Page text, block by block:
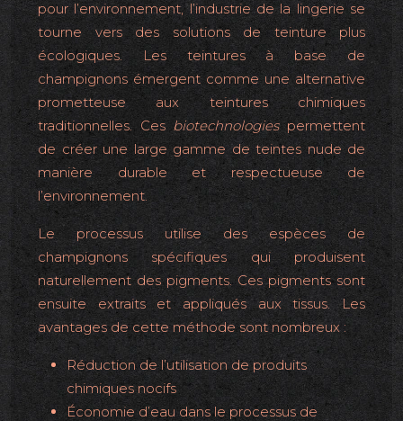
pour l’environnement, l’industrie de la lingerie se
tourne vers des solutions de teinture plus
écologiques. Les teintures à base de
champignons émergent comme une alternative
prometteuse aux teintures chimiques
traditionnelles. Ces biotechnologiespermettent
de créer une large gamme de teintes nude de
manière durable et respectueuse de
l’environnement.
Le processus utilise des espèces de
champignons spécifiques qui produisent
naturellement des pigments. Ces pigments sont
ensuite extraits et appliqués aux tissus. Les
avantages de cette méthode sont nombreux :
Réduction de l’utilisation de produits
chimiques nocifs
Économie d’eau dans le processus de